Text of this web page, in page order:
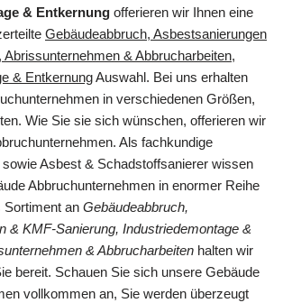
& Entkernung offerieren wir Ihnen eine
Gebäudeabbruch, Asbestsanierungen
& Abbrucharbeiten,
& EntkernungAuswahl. Bei uns erhalten
in verschiedenen Größen,
Wie Sie sie sich wünschen, offerieren wir
Als fachkundige
Asbest & Schadstoffsanierer wissen
Abbruchunternehmen in enormer Reihe
Sortiment an Gebäudeabbruch,
& KMF-Sanierung, Industriedemontage &
& Abbrucharbeiten halten wir
bereit. Schauen Sie sich unsere Gebäude
vollkommen an, Sie werden überzeugt